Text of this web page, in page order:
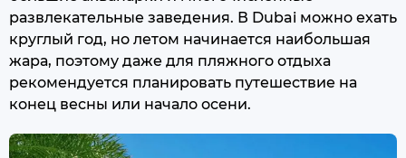
развлекательные заведения. В Dubai можно ехать
круглый год, но летом начинается наибольшая
жара, поэтому даже для пляжного отдыха
рекомендуется планировать путешествие на
конец весны или начало осени.